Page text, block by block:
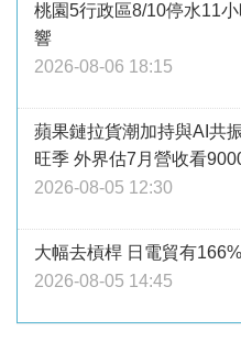
桃園5行政區8/10停水11
響
2026-08-06 18:15
蘋果鏈拉貨潮加持與AI共
旺季 外界估7月營收看
2026-08-05 12:30
大幅去槓桿 日電貿有
2026-08-05 14:45